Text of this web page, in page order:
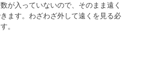
が入っていないので、そのまま遠く
ます。わざわざ外して遠くを見る必
。